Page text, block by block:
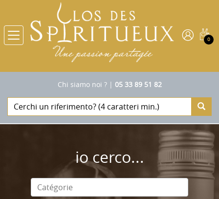
0
Chi siamo noi ?| 05 33 89 51 82
io cerco...